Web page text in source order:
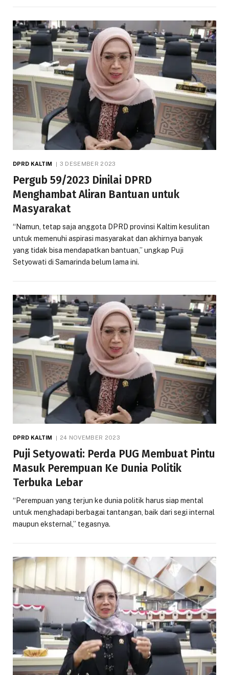
DPRD KALTIM 3 DESEMBER 2023
Pergub 59/2023 Dinilai DPRD
Menghambat Aliran Bantuan untuk
Masyarakat
“Namun, tetap saja anggota DPRD provinsi Kaltim kesulitan
untuk memenuhi aspirasi masyarakat dan akhirnya banyak
yang tidak bisa mendapatkan bantuan,” ungkap Puji
Setyowati di Samarinda belum lama ini.
DPRD KALTIM 24 NOVEMBER 2023
Puji Setyowati: Perda PUG Membuat Pintu
Masuk Perempuan Ke Dunia Politik
Terbuka Lebar
“Perempuan yang terjun ke dunia politik harus siap mental
untuk menghadapi berbagai tantangan, baik dari segi internal
maupun eksternal,” tegasnya.